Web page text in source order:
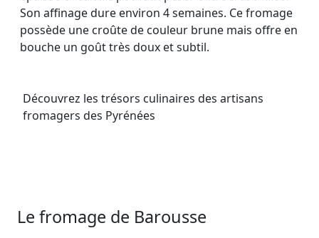
Son affinage dure environ 4 semaines. Ce fromage
possède une croûte de couleur brune mais offre en
bouche un goût très doux et subtil.
Découvrez les trésors culinaires des artisans
fromagers des Pyrénées
Le fromage de Barousse